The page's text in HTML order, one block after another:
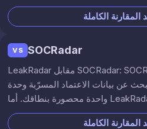
المقارنة الكاملة
VS SOCRadar
LeakRadar مقابل SOCRadar: SOCRadar حزمة استخبارات
عن بيانات الاعتماد المسرّبة وحدة
واحدة محصورة بنطاقك. أما LeakRadar فهو بحث ذاتي ومركّز في
المقارنة الكاملة